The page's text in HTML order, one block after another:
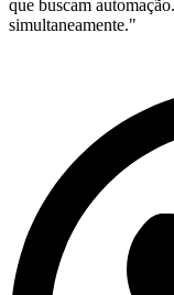
que buscam
simultaneamente."